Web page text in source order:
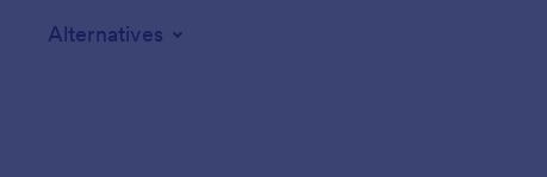
Alternatives